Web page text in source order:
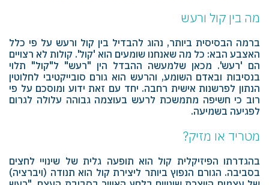
מה בין קול ורעש
ברמה הבסיסית ביותר, נהוג להבדיל בין קול ורעש על פי כלל
האצבע הבא: כל מה שאנחנו שומעים הוא 'קול'. קולות לא רצויים
הם 'רעש'. מכאן שלמעשה ההבדל הין "רעש" ל"קול" תלוי
בנסיבות ובאדם השומע, והרעש הוא גורם סובייקטיבי לחלוטין
הנתון לפרשנות אישית רחבה. יחד עם זאת ידוע ומוסכם על פי
רוב כי חשיפה מתמשכת לרעש בעוצמה גבוהה עלולה לגרום
לפגיעה בשמיעה.
מטריד או מזיק?
בהגדרתו הפיזיקלית קול הוא תופעה גלית של שינויי לחצים
בסביבה. הגורם הנפוץ ביותר ליצירת קול הוא תנודה (ויברציה)